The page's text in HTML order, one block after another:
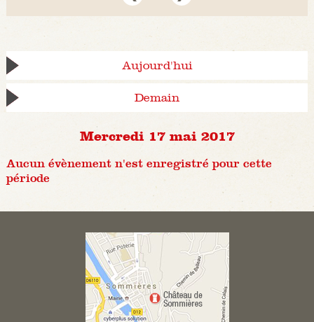
Aujourd'hui
Demain
Mercredi 17 mai 2017
Aucun évènement n'est enregistré pour cette
période